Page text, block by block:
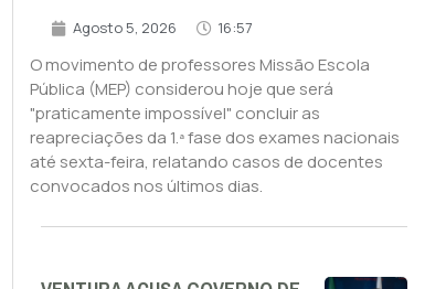
Agosto 5, 2026 16:57
O movimento de professores Missão Escola
Pública (MEP) considerou hoje que será
"praticamente impossível" concluir as
reapreciações da 1.ª fase dos exames nacionais
até sexta-feira, relatando casos de docentes
convocados nos últimos dias.